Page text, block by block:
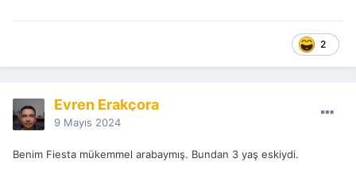
2
Evren Erakçora
9 Mayıs 2024
Benim Fiesta mükemmel arabaymış. Bundan 3 yaş eskiydi.